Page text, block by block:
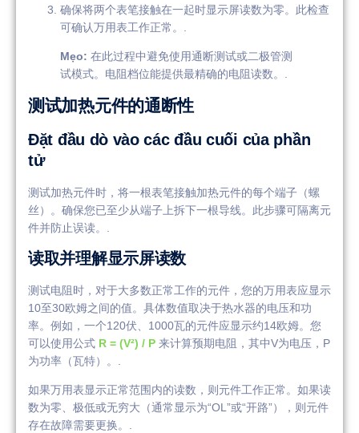
确保将两个表笔接触在一起时显示屏读数为零。此检查
可确认万用表工作正常。.
Mẹo: 在此过程中避免使用通断测试或二极管测
试模式。电阻档位能提供最精确的电阻读数。.
测试加热元件的通断性
Đặt đầu dò vào các đầu cuối của phần
tử
测试加热元件时，将一根表笔接触加热元件的每个端子（螺
丝）。确保您已至少从端子上拆下一根导线。此步骤可隔离元
件并防止误读。.
读取并理解显示屏读数
测试电阻时，对于大多数正常工作的元件，您的万用表应显示
10至30欧姆之间的值。具体数值取决于热水器的电压和功
率。例如，一个120伏、1000瓦的元件应显示约14欧姆。您
可以使用公式 R = (V²) / P 来计算预期电阻，其中V为电压，P
为功率（瓦特）。.
如果万用表显示正常范围内的读数，则元件工作正常。如果读
数为零、极低或无穷大（通常显示为“OL”或“开路”），则元件
存在故障需要更换。.